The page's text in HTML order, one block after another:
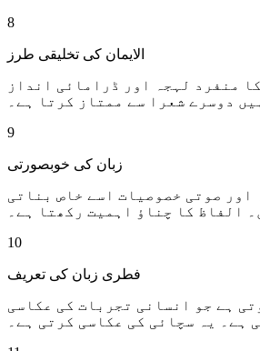
8
الایمان کی تخلیقی طرز
کا منفرد لہجہ اور ڈرامائی انداز
دوسرے شعرا سے ممتاز کرتا ہے۔
9
زبان کی خوبصورتی
اور صوتی خصوصیات اسے خاص بناتی
الفاظ کا چناؤ اہمیت رکھتا ہے۔
10
فطری زبان کی تعریف
ہے جو انسانی تجربات کی عکاسی
ہے۔ یہ سچائی کی عکاسی کرتی ہے۔